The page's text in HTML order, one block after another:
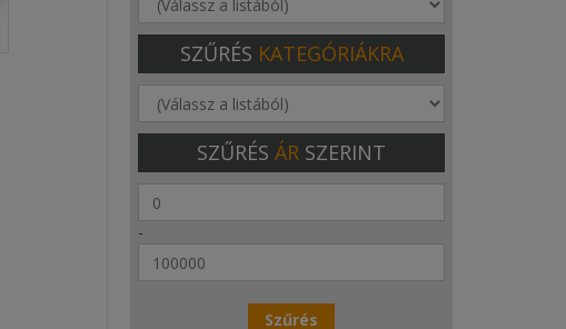
SZŰRÉS KATEGÓRIÁKRA
SZŰRÉS ÁR SZERINT
-